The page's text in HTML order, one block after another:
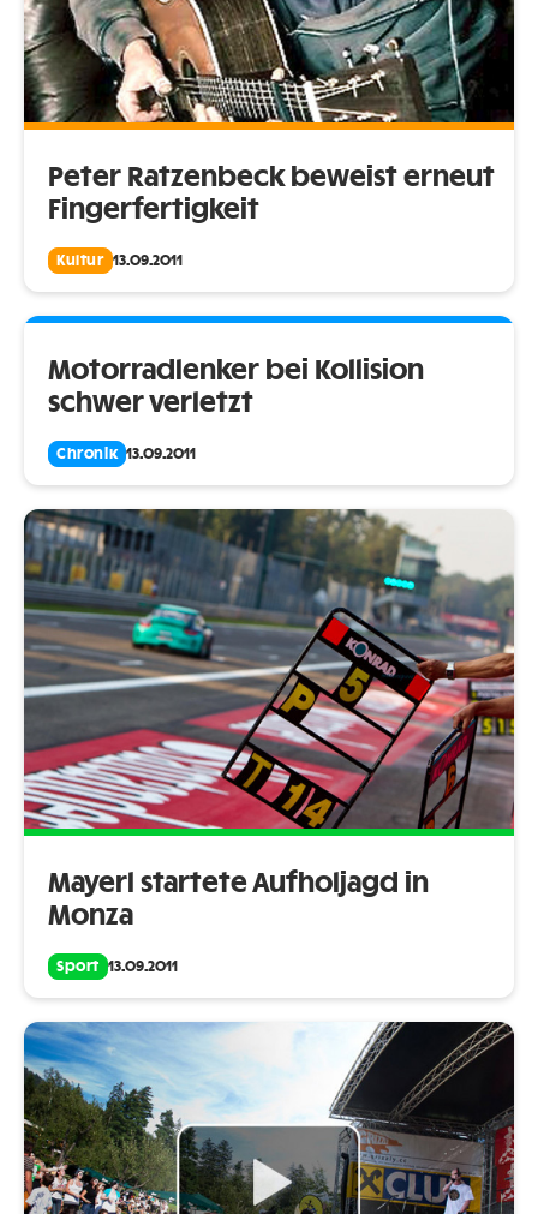
Peter Ratzenbeck beweist erneut
Fingerfertigkeit
Kultur 13.09.2011
Motorradlenker bei Kollision
schwer verletzt
Chronik 13.09.2011
Mayerl startete Aufholjagd in
Monza
Sport 13.09.2011